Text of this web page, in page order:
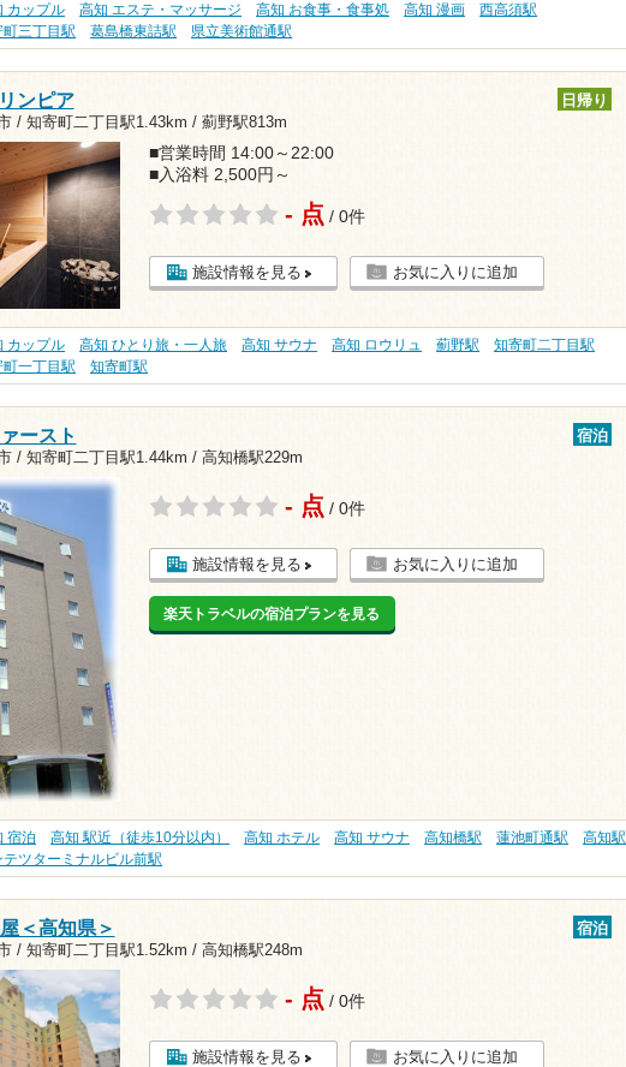
カップル 高知 エステ・マッサージ 高知 お食事・食事処 高知 漫画
西高須駅
町三丁目駅
葛島橋東詰駅 県立美術館通駅
ンピア
/ 知寄町二丁目駅1.43km / 薊野駅813m
日帰り
■営業時間 14:00～22:00
■入浴料 2,500円～
- 点 / 0件
施設情報を見る お気に入りに追加
カップル 高知 ひとり旅・一人旅 高知 サウナ 高知 ロウリュ 薊野駅
知寄町二丁目駅
町一丁目駅
知寄町駅
ースト
/ 知寄町二丁目駅1.44km / 高知橋駅229m
宿泊
- 点 / 0件
施設情報を見る お気に入りに追加
楽天トラベルの宿泊プランを見る
宿泊 高知 駅近（徒歩10分以内） 高知 ホテル 高知 サウナ 高知橋駅 蓮池町通駅
高知駅
テツターミナルビル前駅
＜高知県＞
/ 知寄町二丁目駅1.52km / 高知橋駅248m
宿泊
- 点 / 0件
施設情報を見る お気に入りに追加